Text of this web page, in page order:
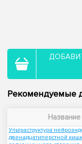
Рекомендуемые
Ультраструктура
двенадцатиперстной